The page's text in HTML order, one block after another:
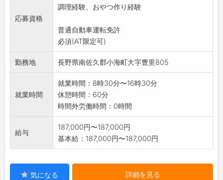
応募資格
調理経験、おやつ作り経験
普通自動車運転免許
必須(AT限定可)
勤務地 長野県南佐久郡小海町大字豊里805
就業時間
就業時間：8時30分〜16時30分
休憩時間：60分
時間外労働時間：0時間
給与
187,000円〜187,000円
基本給：187,000円〜187,000円
気になる 詳細を見る